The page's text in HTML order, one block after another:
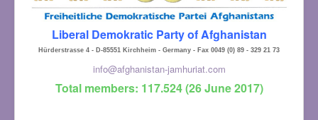
Liberal Demokratic Party of Afghanistan
Hürderstrasse 4 - D-85551 Kirchheim - Germany - Fax 0049 (0) 89 - 329 21 73
info@afghanistan-jamhuriat.com
Total members: 117.524 (26 June 2017)